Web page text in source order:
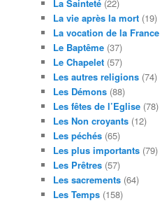
La Sainteté (22)
La vie après la mort (19)
La vocation de la France
Le Baptême (37)
Le Chapelet (57)
Les autres religions (74)
Les Démons (88)
Les fêtes de l’Eglise (78)
Les Non croyants (12)
Les péchés (65)
Les plus importants (79)
Les Prêtres (57)
Les sacrements (64)
Les Temps (158)